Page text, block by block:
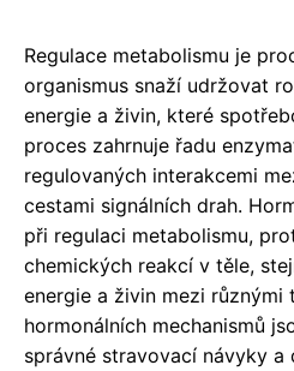
Regulace metabolismu je
organismus snaží udržovat
energie a živin, které
proces zahrnuje řadu
regulovaných interakcemi
cestami signálních drah.
při regulaci metabolismu,
chemických reakcí v těle,
energie a živin mezi různými
hormonálních mechanismů
správné stravovací návyky